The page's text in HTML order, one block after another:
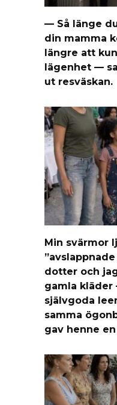
— Så länge
din mamma
längre att
lägenhet —
ut resväskan.
Min svärmor
dotter och
gamla kläder
självgoda
samma
gav henne